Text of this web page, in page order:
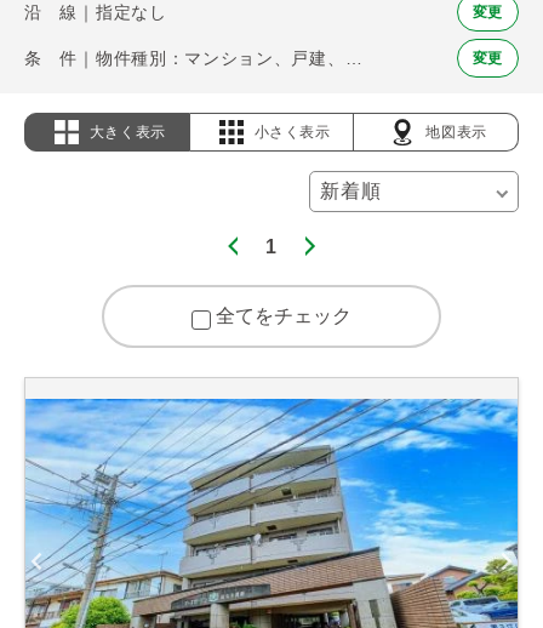
沿 線｜指定なし 変更
変更
大きく表示 小さく表示 地図表示
1
全てをチェック